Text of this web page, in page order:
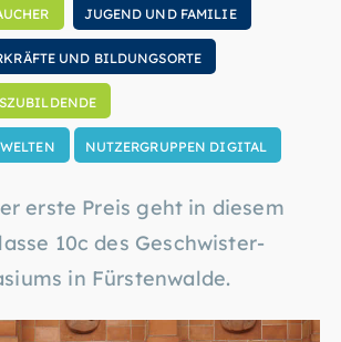
JUGEND UND FAMILIE
UND BILDUNGSORTE
NUTZERGRUPPEN DIGITAL
erste Preis geht in diesem
10c des Geschwister-
in Fürstenwalde.